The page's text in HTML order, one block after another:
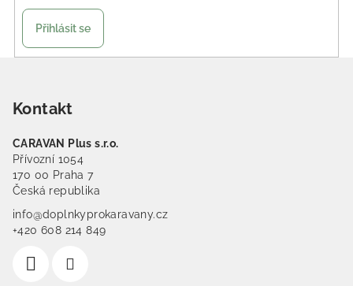
Přihlásit se
Kontakt
CARAVAN Plus s.r.o.
Přívozní 1054
170 00 Praha 7
Česká republika
info@doplnkyprokaravany.cz
+420 608 214 849